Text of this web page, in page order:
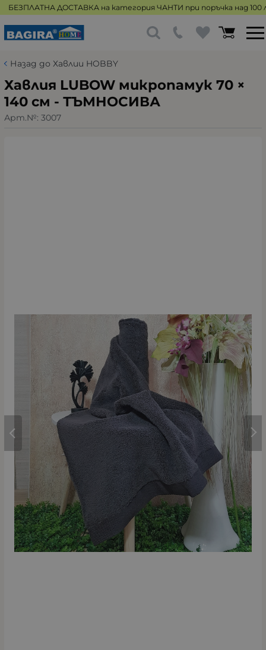
БЕЗПЛАТНА ДОСТАВКА на категория ЧАНТИ при поръчка над 100
Назад до Хавлии HOBBY
Хавлия LUBOW микропамук 70 ×
140 см - ТЪМНОСИВА
Арт.№: 3007